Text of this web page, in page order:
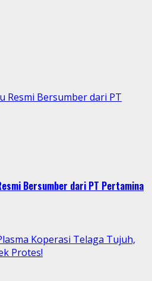
Resmi Bersumber dari PT
Bersumber dari PT Pertamina
Koperasi Telaga Tujuh,
Protes!